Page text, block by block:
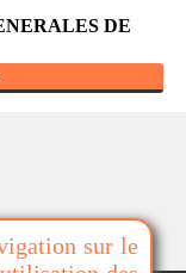
sur le
DE